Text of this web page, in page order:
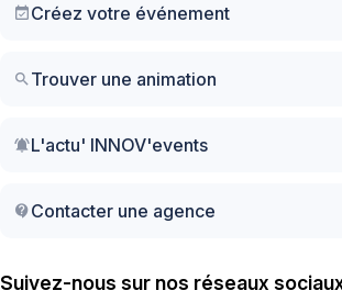
event_availableCréez votre événement
search Trouver une animation
notifications_activeL'actu' INNOV'events
contact_supportContacter une agence
Suivez-nous sur nos réseaux